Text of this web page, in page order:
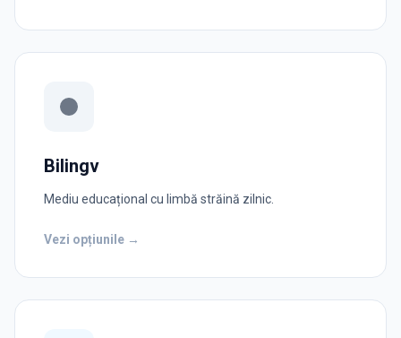
Bilingv
Mediu educațional cu limbă străină zilnic.
Vezi opțiunile →